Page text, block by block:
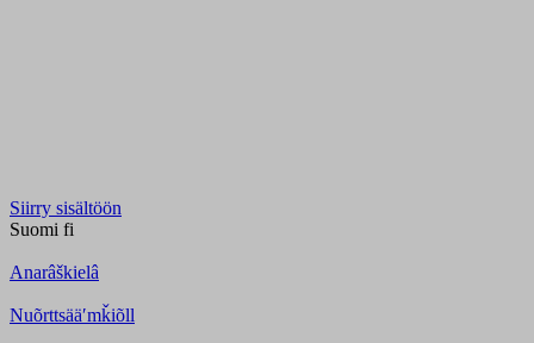
Siirry sisältöön
Suomi fi
Anarâškielâ
Nuõrttsääʹmǩiõll